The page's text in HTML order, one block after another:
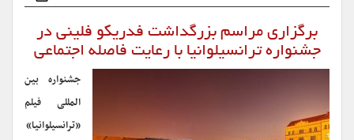
برگزاری مراسم بزرگداشت فدریکو فلینی در
جشنواره ترانسیلوانیا با رعایت فاصله‌ اجتماعی
جشنواره بین
المللی فیلم
«ترانسیلوانیا»